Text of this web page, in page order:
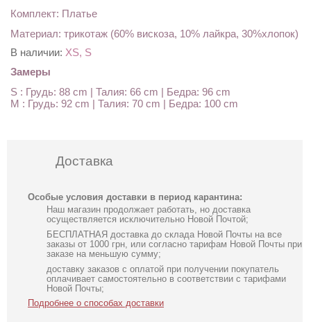
Комплект: Платье
Материал: трикотаж (60% вискоза, 10% лайкра, 30%хлопок)
В наличии: XS, S
Замеры
S : Грудь: 88 cm | Талия: 66 cm | Бедра: 96 cm
M : Грудь: 92 cm | Талия: 70 cm | Бедра: 100 cm
Доставка
Особые условия доставки в период карантина:
Наш магазин продолжает работать, но доставка
осуществляется исключительно Новой Почтой;
БЕСПЛАТНАЯ доставка до склада Новой Почты на все
заказы от 1000 грн, или согласно тарифам Новой Почты при
заказе на меньшую сумму;
доставку заказов с оплатой при получении покупатель
оплачивает самостоятельно в соответствии с тарифами
Новой Почты;
Подробнее о способах доставки